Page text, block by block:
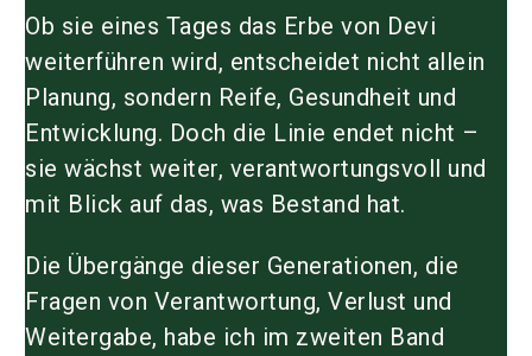
Ob sie eines Tages das Erbe von Devi
weiterführen wird, entscheidet nicht allein
Planung, sondern Reife, Gesundheit und
Entwicklung. Doch die Linie endet nicht –
sie wächst weiter, verantwortungsvoll und
mit Blick auf das, was Bestand hat.
Die Übergänge dieser Generationen, die
Fragen von Verantwortung, Verlust und
Weitergabe, habe ich im zweiten Band